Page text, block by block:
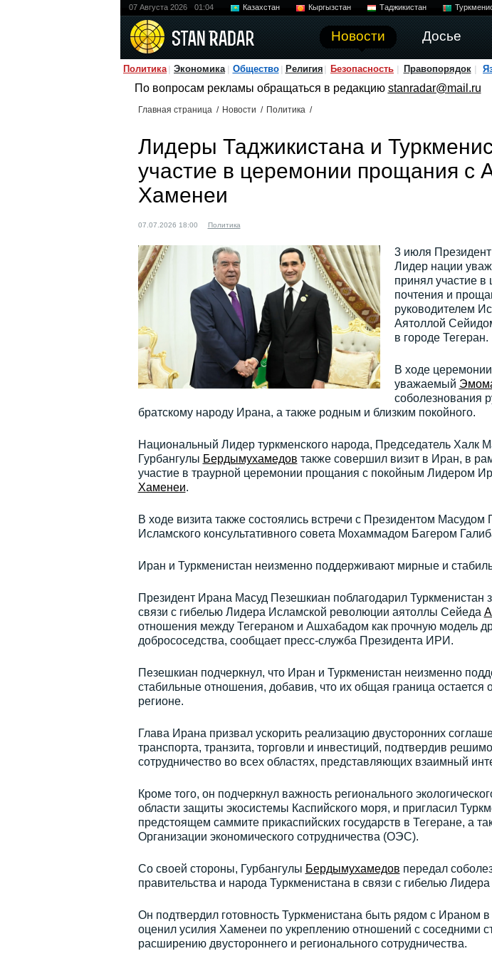
07 Августа 2026 01:04 Казахстан Кыргызстан Таджикистан
Новости Досье
Политика Экономика Общество Религия Безопасность Правопорядок
По вопросам рекламы обращаться в редакцию stanradar@mail.ru
Главная страница / Новости / Политика /
Лидеры Таджикистана и
участие в церемонии прощания с
Хаменеи
07.07.2026 18:00 Политика
3 июля
Лидер нации
принял участие
почтения и
руководителем
Аятоллой
в городе Тегеран.
В ходе
уважаемый
соболезнования
братскому народу Ирана, а также родным и близким покойного.
Национальный Лидер туркменского народа, Председатель Халк
Гурбангулы Бердымухамедов также совершил визит в Иран, в
участие в траурной церемонии прощания с покойным Лидером
Хаменеи.
В ходе визита также состоялись встречи с Президентом
Исламского консультативного совета Мохаммадом Багером
Иран и Туркменистан неизменно поддерживают мирные и
Президент Ирана Масуд Пезешкиан поблагодарил Туркменистан
связи с гибелью Лидера Исламской революции аятоллы Сейеда
отношения между Тегераном и Ашхабадом как прочную модель
добрососедства, сообщает пресс-служба Президента ИРИ.
Пезешкиан подчеркнул, что Иран и Туркменистан неизменно
стабильные отношения, добавив, что их общая граница остается
регионе.
Глава Ирана призвал ускорить реализацию двусторонних
транспорта, транзита, торговли и инвестиций, подтвердив
сотрудничество во всех областях, представляющих взаимный
Кроме того, он подчеркнул важность регионального
области защиты экосистемы Каспийского моря, и пригласил
предстоящем саммите прикаспийских государств в Тегеране, а
Организации экономического сотрудничества (ОЭС).
Со своей стороны, Гурбангулы Бердымухамедов передал
правительства и народа Туркменистана в связи с гибелью
Он подтвердил готовность Туркменистана быть рядом с Ираном
оценил усилия Хаменеи по укреплению отношений с соседними
расширению двустороннего и регионального сотрудничества.